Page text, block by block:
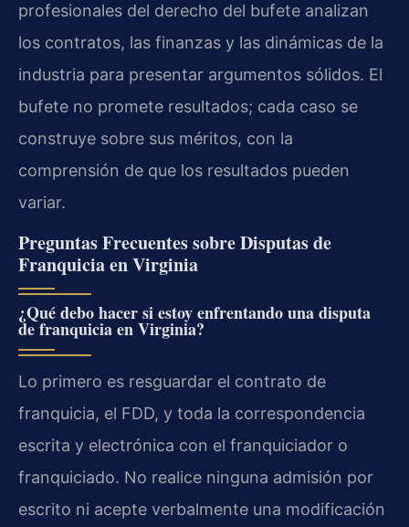
profesionales del derecho del bufete analizan
los contratos, las finanzas y las dinámicas de la
industria para presentar argumentos sólidos. El
bufete no promete resultados; cada caso se
construye sobre sus méritos, con la
comprensión de que los resultados pueden
variar.
Preguntas Frecuentes sobre Disputas de
Franquicia en Virginia
¿Qué debo hacer si estoy enfrentando una disputa
de franquicia en Virginia?
Lo primero es resguardar el contrato de
franquicia, el FDD, y toda la correspondencia
escrita y electrónica con el franquiciador o
franquiciado. No realice ninguna admisión por
escrito ni acepte verbalmente una modificación